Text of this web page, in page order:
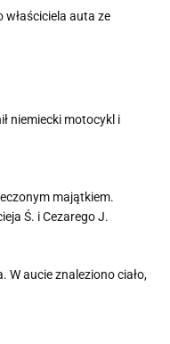
auta ze
niemiecki motocykl i
majątkiem.
Ś. i Cezarego J.
W aucie znaleziono ciało,